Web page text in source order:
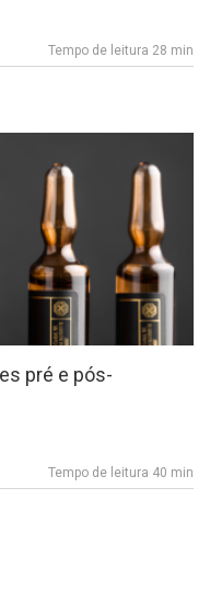
Tempo de leitura 28 min
pré e pós-
Tempo de leitura 40 min